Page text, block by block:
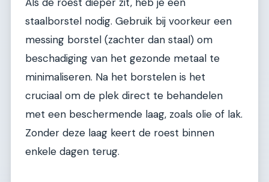
staalborstel nodig. Gebruik bij voorkeur een
messing borstel (zachter dan staal) om
beschadiging van het gezonde metaal te
minimaliseren. Na het borstelen is het
cruciaal om de plek direct te behandelen
met een beschermende laag, zoals olie of lak.
Zonder deze laag keert de roest binnen
enkele dagen terug.